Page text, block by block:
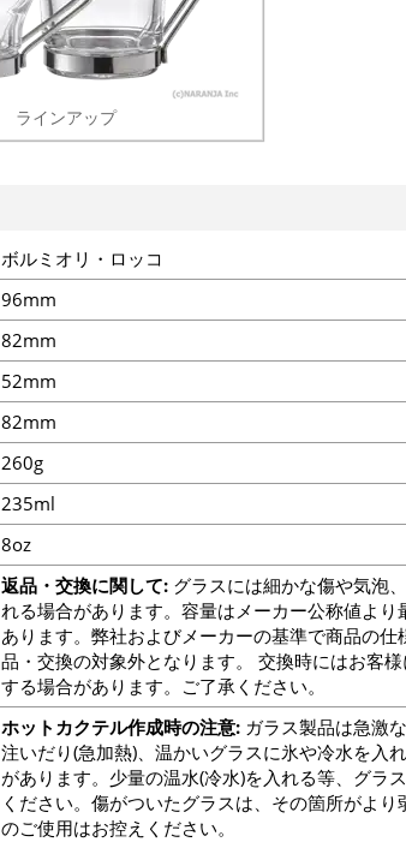
ラインアップ
ボルミオリ・ロッコ
96mm
82mm
52mm
82mm
260g
235ml
8oz
返品・交換に関して:グラスには細かな傷や気泡
れる場合があります。容量はメーカー公称値よ
あります。弊社およびメーカーの基準で商品の
品・交換の対象外となります。 交換時にはお客
する場合があります。ご了承ください。
ホットカクテル作成時の注意:ガラス製品は急激
注いだり(急加熱)、温かいグラスに氷や冷水を入
があります。少量の温水(冷水)を入れる等、グラ
ください。傷がついたグラスは、その箇所がよ
のご使用はお控えください。